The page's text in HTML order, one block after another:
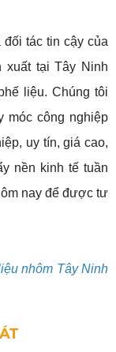
tác tin cậy của
xuất tại Tây Ninh
liệu. Chúng tôi
móc công nghiệp
uy tín, giá cao,
nền kinh tế tuần
nay để được tư
nhôm Tây Ninh